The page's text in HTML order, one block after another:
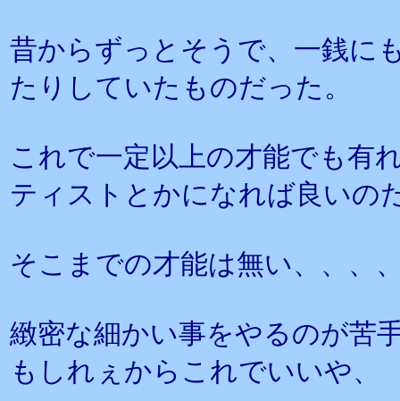
昔からずっとそうで、一銭に
たりしていたものだった。
これで一定以上の才能でも有
ティストとかになれば良いの
そこまでの才能は無い、、、
緻密な細かい事をやるのが苦
もしれぇからこれでいいや、